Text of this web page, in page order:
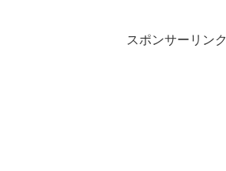
スポンサーリンク